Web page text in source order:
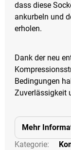
dass diese
ankurbeln und
erholen.
Dank der neu
Bedingungen
Zuverlässigkeit
Mehr
Kategorie: